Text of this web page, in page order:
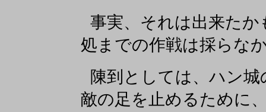
事実、それは出来た
処までの作戦は採らな
陳到としては、ハン
敵の足を止めるために